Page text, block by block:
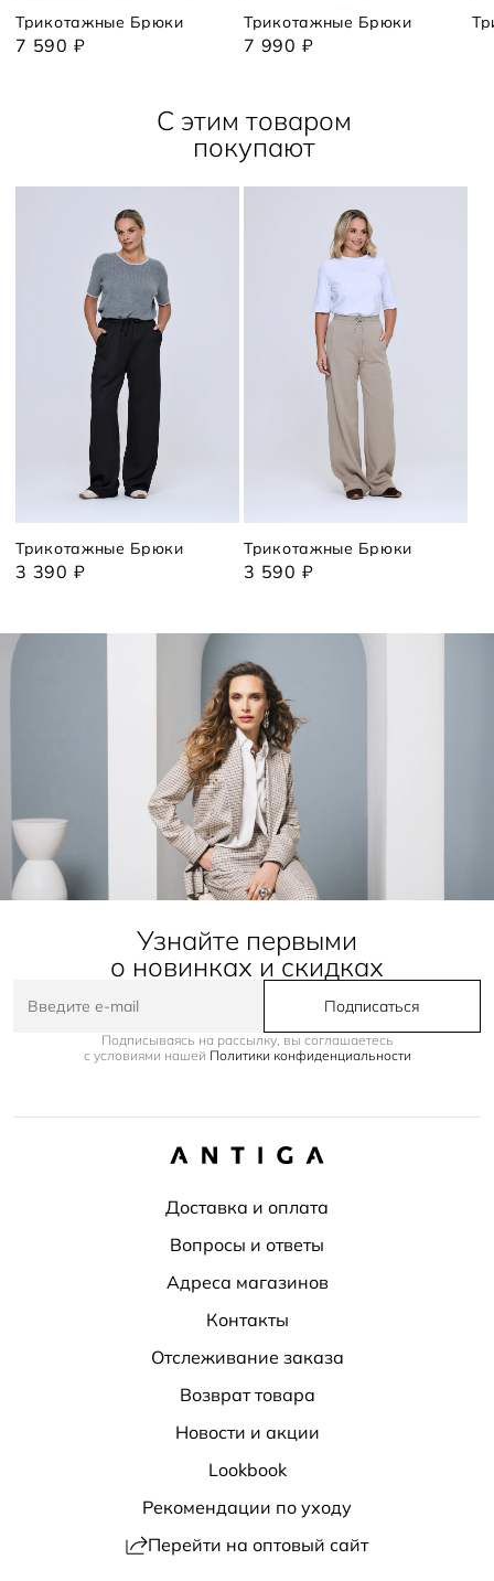
Трикотажные Брюки
7 590 ₽
Трикотажные Брюки
7 990 ₽
С этим товаром
покупают
Трикотажные Брюки
3 390 ₽
Трикотажные Брюки
3 590 ₽
Узнайте первыми
о новинках и скидках
Подписаться
Подписываясь на рассылку, вы соглашаетесь
с условиями нашей Политики конфиденциальности
Доставка и оплата
Вопросы и ответы
Адреса магазинов
Контакты
Отслеживание заказа
Возврат товара
Новости и акции
Lookbook
Рекомендации по уходу
Перейти на оптовый сайт